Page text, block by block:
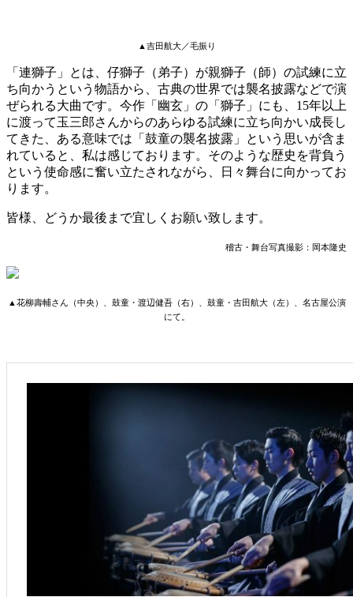
▲吉田航大／毛振り
「連獅子」とは、仔獅子（弟子）が親獅子（師）の試練に立
ち向かうという物語から、古典の世界では襲名披露などで演
ぜられる大曲です。今作「幽玄」の「獅子」にも、15年以上
に渡って玉三郎さんからのあらゆる試練に立ち向かい成長し
てきた、ある意味では「鼓童の襲名披露」という思いが含ま
れていると、私は感じております。そのような歴史を背負う
という使命感に奮い立たされながら、日々舞台に向かってお
ります。
皆様、どうか最後まで宜しくお願い致します。
稽古・舞台写真撮影：岡本隆史
▲花柳壽輔さん（中央）、鼓童・渡辺健吾（右）、鼓童・吉田航大（左）、名古屋公演
にて。